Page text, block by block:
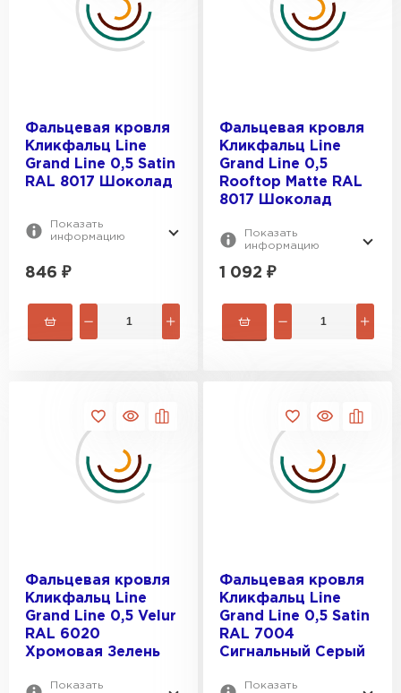
Фальцевая кровля
Кликфальц Line
Grand Line 0,5 Satin
RAL 8017 Шоколад
Показать
информацию
846 ₽
Фальцевая кровля
Кликфальц Line
Grand Line 0,5
Rooftop Matte RAL
8017 Шоколад
Показать
информацию
1 092 ₽
Фальцевая кровля
Кликфальц Line
Grand Line 0,5 Velur
RAL 6020
Хромовая Зелень
Показать
Фальцевая кровля
Кликфальц Line
Grand Line 0,5 Satin
RAL 7004
Сигнальный Серый
Показать
Керамическая черепица